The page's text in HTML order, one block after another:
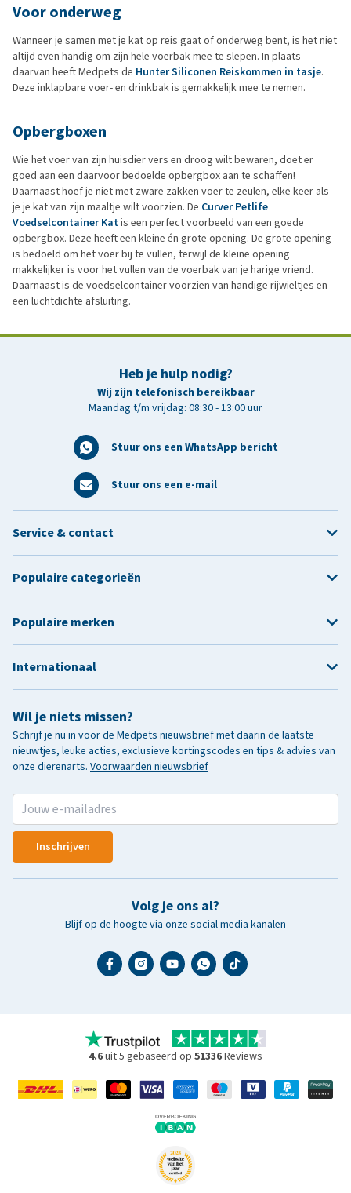
Voor onderweg
Wanneer je samen met je kat op reis gaat of onderweg bent, is het niet
altijd even handig om zijn hele voerbak mee te slepen. In plaats
daarvan heeft Medpets de Hunter Siliconen Reiskommen in tasje.
Deze inklapbare voer- en drinkbak is gemakkelijk mee te nemen.
Opbergboxen
Wie het voer van zijn huisdier vers en droog wilt bewaren, doet er
goed aan een daarvoor bedoelde opbergbox aan te schaffen!
Daarnaast hoef je niet met zware zakken voer te zeulen, elke keer als
je je kat van zijn maaltje wilt voorzien. De Curver Petlife
Voedselcontainer Katis een perfect voorbeeld van een goede
opbergbox. Deze heeft een kleine én grote opening. De grote opening
is bedoeld om het voer bij te vullen, terwijl de kleine opening
makkelijker is voor het vullen van de voerbak van je harige vriend.
Daarnaast is de voedselcontainer voorzien van handige rijwieltjes en
een luchtdichte afsluiting.
Heb je hulp nodig?
Wij zijn telefonisch bereikbaar
Maandag t/m vrijdag: 08:30 - 13:00 uur
Stuur ons een WhatsApp bericht
Stuur ons een e-mail
Wil je niets missen?
Schrijf je nu in voor de Medpets nieuwsbrief met daarin de laatste
nieuwtjes, leuke acties, exclusieve kortingscodes en tips & advies van
onze dierenarts. Voorwaarden nieuwsbrief
Inschrijven
Volg je ons al?
Blijf op de hoogte via onze social media kanalen
Service & contact
Populaire categorieën
Populaire merken
Internationaal
4.6uit 5 gebaseerd op 51336Reviews